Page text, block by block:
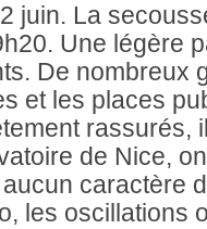
juin. La
Une légère
De nombreux
et les places
rassurés,
de Nice,
caractère
les oscillations